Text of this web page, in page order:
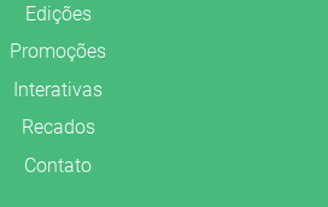
Edições
Promoções
Interativas
Recados
Contato